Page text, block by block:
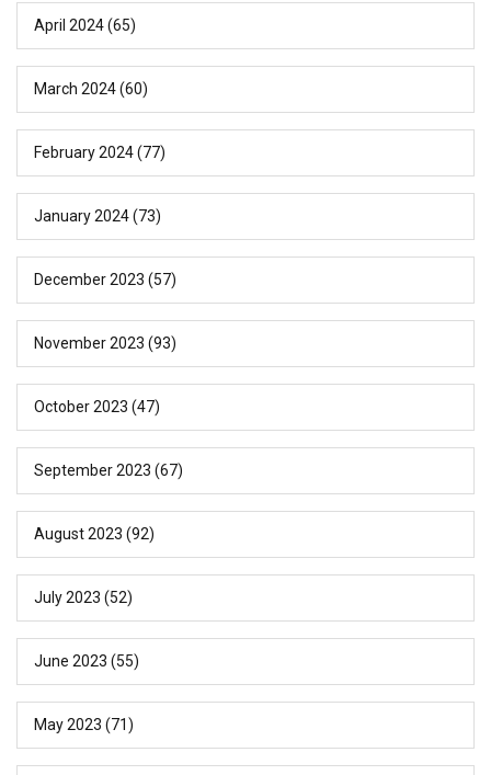
April 2024(65)
March 2024(60)
February 2024(77)
January 2024(73)
December 2023 (57)
November 2023 (93)
October 2023 (47)
September 2023 (67)
August 2023 (92)
July 2023 (52)
June 2023 (55)
May 2023 (71)